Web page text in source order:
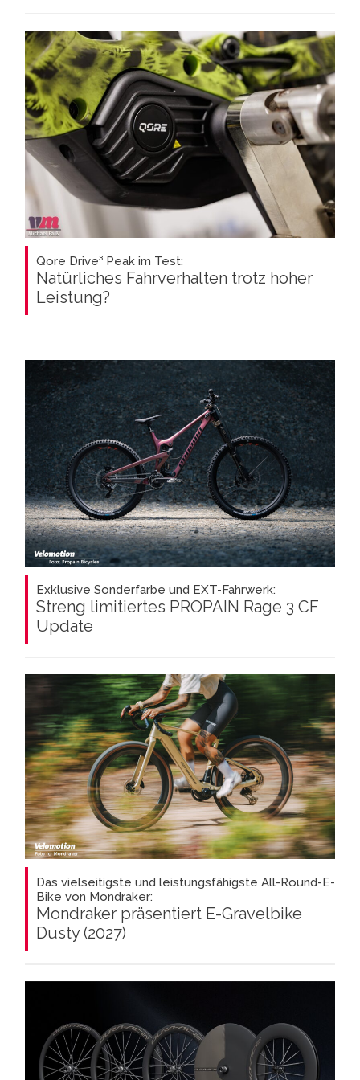
Qore Drive³ Peak im Test:
Natürliches Fahrverhalten trotz hoher
Leistung?
Exklusive Sonderfarbe und EXT-Fahrwerk:
Streng limitiertes PROPAIN Rage 3 CF
Update
Das vielseitigste und leistungsfähigste All-Round-E-
Bike von Mondraker:
Mondraker präsentiert E-Gravelbike
Dusty (2027)